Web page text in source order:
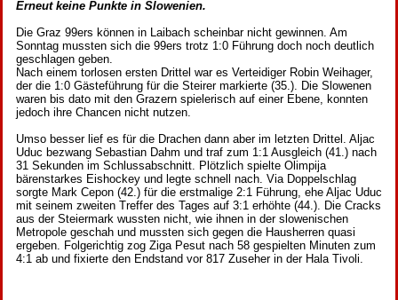
Erneut keine Punkte in Slowenien.
Die Graz 99ers können in Laibach scheinbar nicht gewinnen. Am
Sonntag mussten sich die 99ers trotz 1:0 Führung doch noch deutlich
geschlagen geben.
Nach einem torlosen ersten Drittel war es Verteidiger Robin Weihager,
der die 1:0 Gästeführung für die Steirer markierte (35.). Die Slowenen
waren bis dato mit den Grazern spielerisch auf einer Ebene, konnten
jedoch ihre Chancen nicht nutzen.
Umso besser lief es für die Drachen dann aber im letzten Drittel. Aljac
Uduc bezwang Sebastian Dahm und traf zum 1:1 Ausgleich (41.) nach
31 Sekunden im Schlussabschnitt. Plötzlich spielte Olimpija
bärenstarkes Eishockey und legte schnell nach. Via Doppelschlag
sorgte Mark Cepon (42.) für die erstmalige 2:1 Führung, ehe Aljac Uduc
mit seinem zweiten Treffer des Tages auf 3:1 erhöhte (44.). Die Cracks
aus der Steiermark wussten nicht, wie ihnen in der slowenischen
Metropole geschah und mussten sich gegen die Hausherren quasi
ergeben. Folgerichtig zog Ziga Pesut nach 58 gespielten Minuten zum
4:1 ab und fixierte den Endstand vor 817 Zuseher in der Hala Tivoli.